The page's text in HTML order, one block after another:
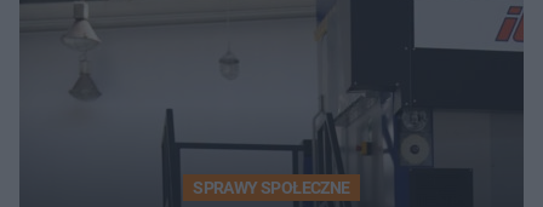
SPRAWY SPOŁECZNE